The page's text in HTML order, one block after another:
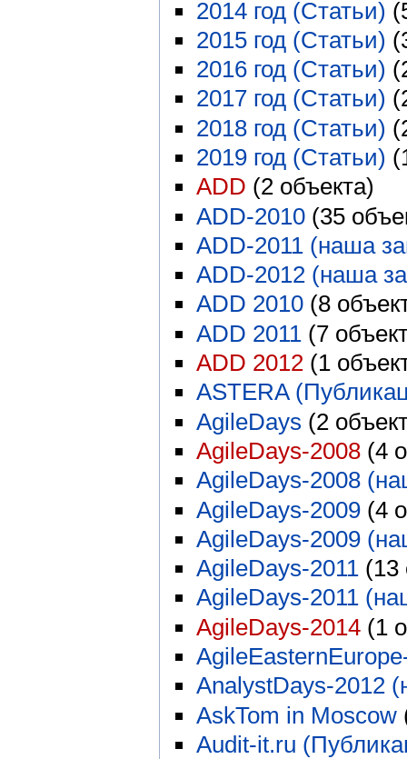
2014 год (Статьи)
2015 год (Статьи)
2016 год (Статьи)
2017 год (Статьи)
2018 год (Статьи)
2019 год (Статьи)
ADD ‏‎ (2 объекта)
ADD-2010 (35
ADD-2011 (наша
ADD-2012 (наша
ADD 2010 (8
ADD 2011 (7
ADD 2012 (1
ASTERA
AgileDays (2
AgileDays-2008 (4
AgileDays-2008
AgileDays-2009 (4
AgileDays-2009
AgileDays-2011 (13
AgileDays-2011
AgileDays-2014 (1
AnalystDays-2012
AskTom in Moscow
Audit-it.ru